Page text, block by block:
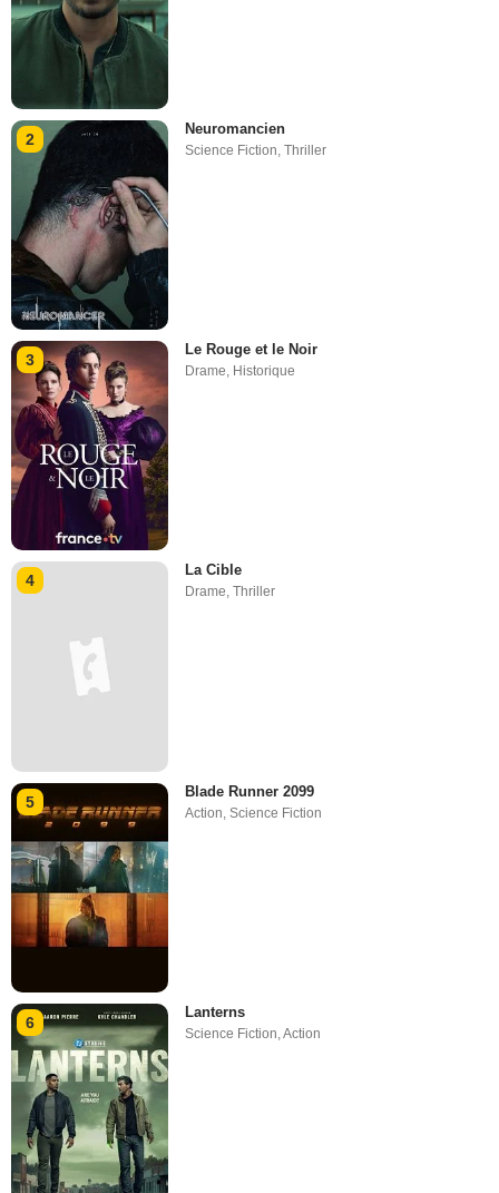
2
Neuromancien
Science Fiction,Thriller
3
Le Rouge et le Noir
Drame, Historique
4
La Cible
Drame,Thriller
5
Blade Runner 2099
Action ,Science Fiction
6
Lanterns
Science Fiction,Action